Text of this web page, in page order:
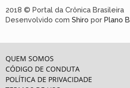
2018 © Portal da Crônica Brasileira
Desenvolvido comShiro porPlano B
QUEM SOMOS
CÓDIGO DE CONDUTA
POLÍTICA DE PRIVACIDADE